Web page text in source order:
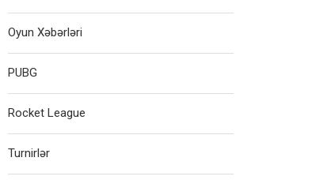
Oyun Xəbərləri
PUBG
Rocket League
Turnirlər